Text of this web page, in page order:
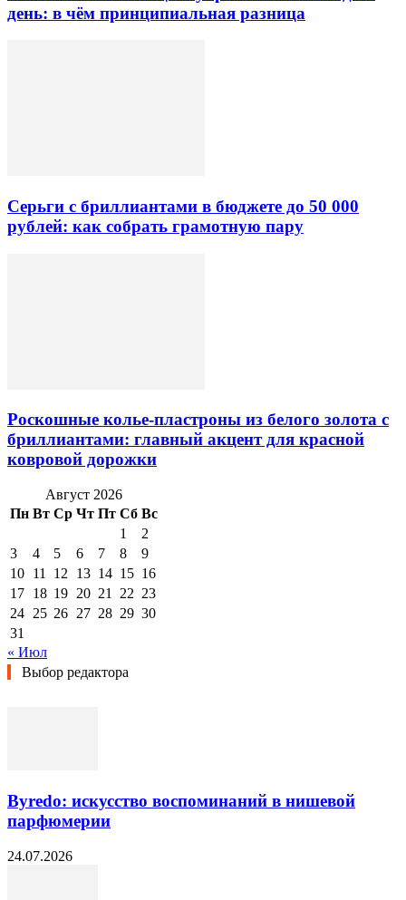
день: в чём принципиальная разница
Серьги с бриллиантами в бюджете до 50 000
рублей: как собрать грамотную пару
Роскошные колье-пластроны из белого золота с
бриллиантами: главный акцент для красной
ковровой дорожки
Август 2026
Пн Вт Ср Чт Пт Сб Вс
1
2
3
4 5 6 7 8
9
10 11 12 13 14 15 16
17 18 19 20 21 22 23
24 25 26 27 28 29 30
31
« Июл
Выбор редактора
Byredo: искусство воспоминаний в нишевой
парфюмерии
24.07.2026